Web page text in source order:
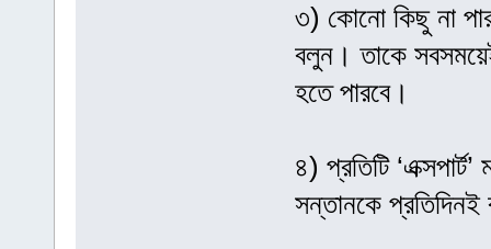
৩) কোনো কিছু না
বলুন। তাকে
হতে পারবে।
৪) প্রতিটি
সন্তানকে